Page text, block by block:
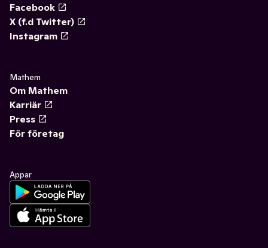
Facebook
X (f.d Twitter)
Instagram
Mathem
Om Mathem
Karriär
Press
För företag
Appar